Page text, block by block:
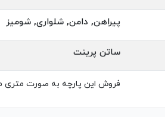
پیراهن, دامن, شلواری, شومیز
ساتن پرینت
فروش این پارچه به صورت متری